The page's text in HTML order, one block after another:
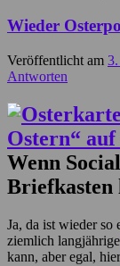
Wieder
Veröffentlicht am
Antworten
Wenn
Briefkasten
Ja, da ist wieder so
ziemlich langjährige
kann, aber egal,